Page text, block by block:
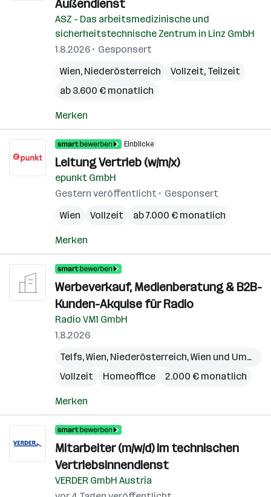
Außendienst
ASZ - Das arbeitsmedizinische und
sicherheitstechnische Zentrum in Linz GmbH
1.8.2026
Gesponsert
Wien, Niederösterreich
Vollzeit, Teilzeit
ab 3.600 € monatlich
Merken
Einblicke
Leitung Vertrieb (w/m/x)
epunkt GmbH
Gestern veröffentlicht
Gesponsert
Wien
Vollzeit ab 7.000 € monatlich
Merken
Werbeverkauf, Medienberatung & B2B-
Kunden-Akquise für Radio
Radio VM1 GmbH
1.8.2026
Telfs,Wien, Niederösterreich,Wien und Umgebung
Vollzeit
Homeoffice 2.000 € monatlich
Merken
Mitarbeiter (m/w/d) im technischen
Vertriebsinnendienst
VERDER GmbH Austria